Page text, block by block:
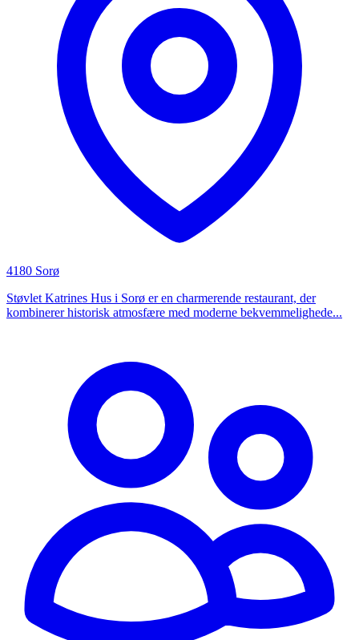
4180 Sorø
Støvlet Katrines Hus i Sorø er en charmerende restaurant, der
kombinerer historisk atmosfære med moderne bekvemmelighede...